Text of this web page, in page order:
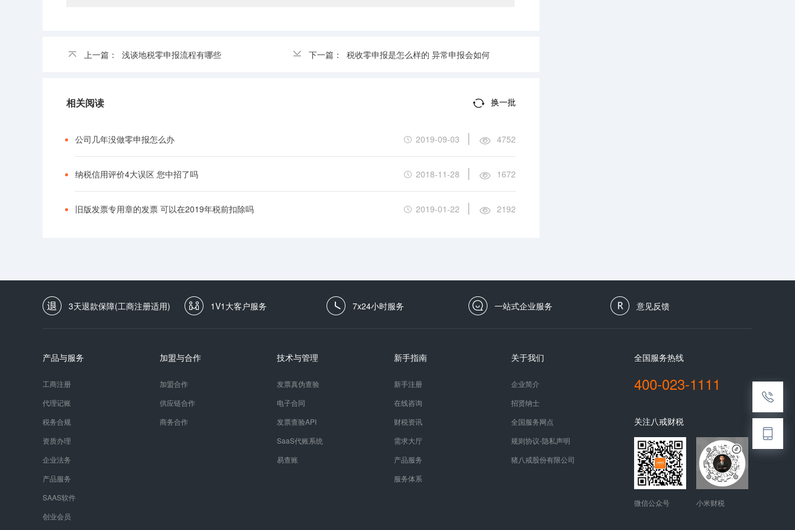
上一篇： 浅谈地税零申报流程有哪些 下一篇： 税收零申报是怎么样的 异常申报会如何
相关阅读 换一批
公司几年没做零申报怎么办 2019-09-03 4752
纳税信用评价4大误区 您中招了吗 2018-11-28 1672
旧版发票专用章的发票 可以在2019年税前扣除吗 2019-01-22 2192
3天退款保障(工商注册适用) 1V1大客户服务 7x24小时服务 一站式企业服务 意见反馈
产品与服务
工商注册
代理记账
税务合规
资质办理
企业法务
产品服务
SAAS软件
创业会员
加盟与合作
加盟合作
供应链合作
商务合作
技术与管理
发票真伪查验
电子合同
发票查验API
SaaS代账系统
易查账
新手指南
新手注册
在线咨询
财税资讯
需求大厅
产品服务
服务体系
关于我们
企业简介
招贤纳士
全国服务网点
规则协议-隐私声明
猪八戒股份有限公司
全国服务热线
400-023-1111
关注八戒财税
微信公众号 小米财税